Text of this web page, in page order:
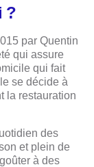
?
par Quentin
qui assure
qui fait
se décide à
la restauration
des
et plein de
à des